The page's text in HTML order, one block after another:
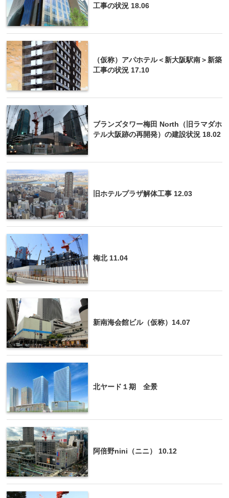
工事の状況 18.06
（仮称）アパホテル＜新大阪駅南＞新築
工事の状況 17.10
ブランズタワー梅田 North（旧ラマダホ
テル大阪跡の再開発）の建設状況 18.02
旧ホテルプラザ解体工事 12.03
梅北 11.04
新南海会館ビル（仮称）14.07
北ヤード１期 全景
阿倍野nini（ニニ） 10.12